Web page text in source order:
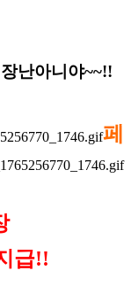
난아니야~~!!
페
급!!